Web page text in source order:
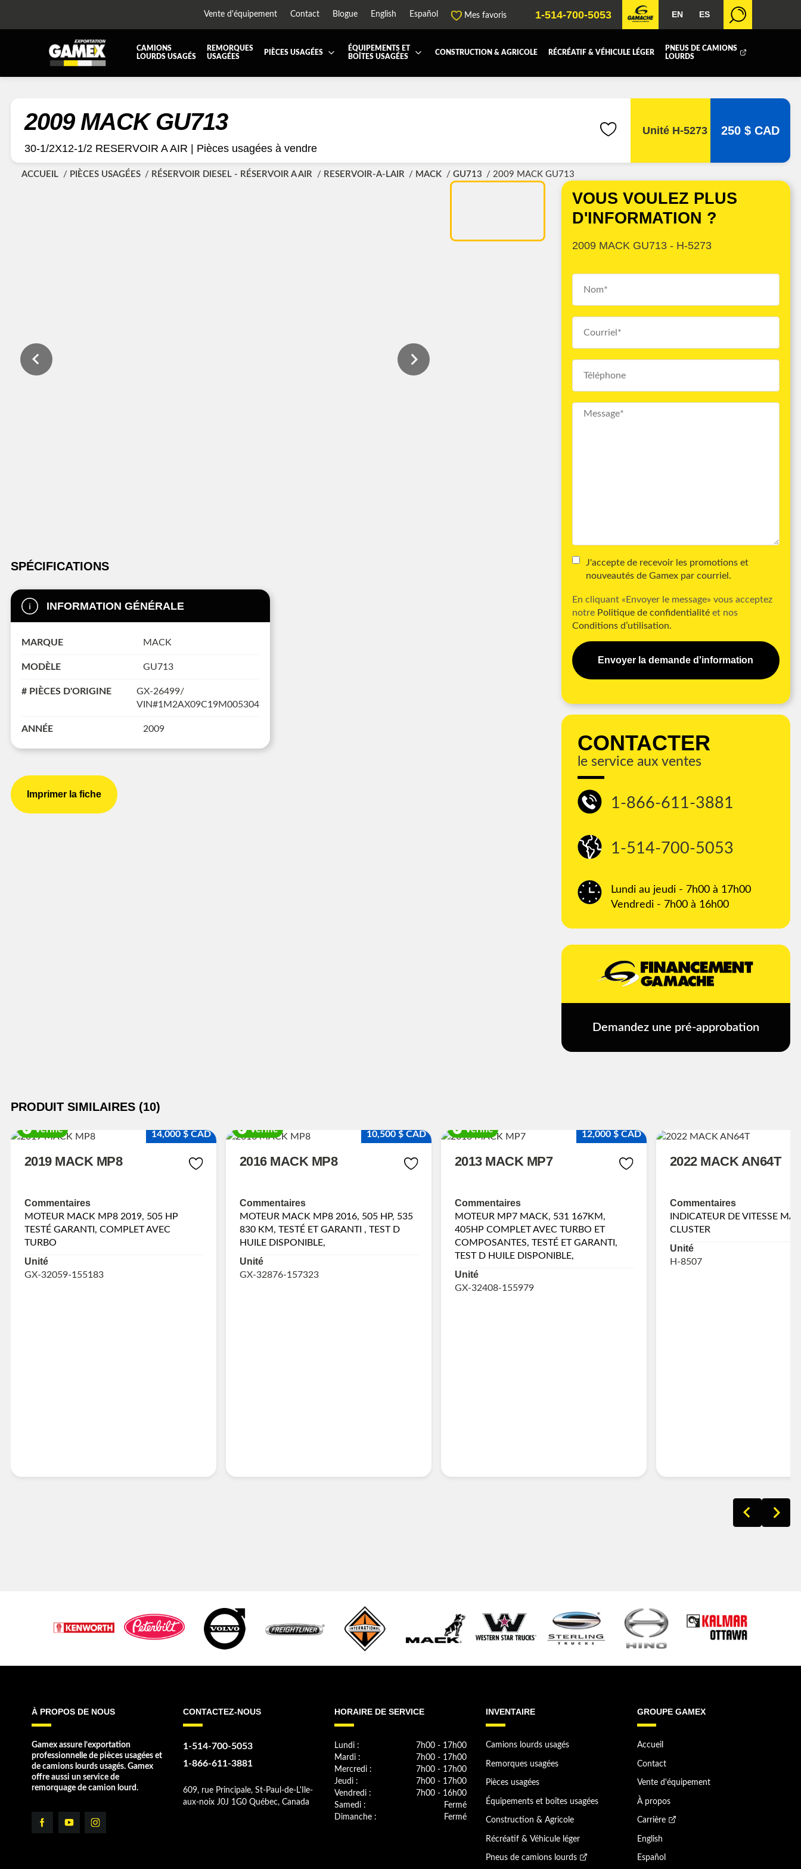
Vente d'équipement Contact Blogue English Español Mes favoris 1-514-700-5053 EN ES
CAMIONS
LOURDS USAGÉS
REMORQUES
USAGÉES
PIÈCES USAGÉES
DIFFÉRENTIELS ET SUSPENSIONS
KIT HYDRAULIQUE MOTEURS ET PIÈCES DE MOTEURS
PLATEFORME PROTECTEUR DE CABINE
SYSTÈME POST-TRAITEMENT (DEF/DPF)
ÉQUIPEMENTS ET
BOÎTES USAGÉES
CONSTRUCTION & AGRICOLE RÉCRÉATIF & VÉHICULE LÉGER
PNEUS DE CAMIONS
LOURDS
2009 MACK GU713
30-1/2X12-1/2 RESERVOIR A AIR | Pièces usagées à vendre
Unité H-5273 250 $ CAD
ACCUEIL PIÈCES USAGÉES RÉSERVOIR DIESEL - RÉSERVOIR A AIR RESERVOIR-A-LAIR MACK GU713 2009 MACK GU713
SPÉCIFICATIONS
INFORMATION GÉNÉRALE
MARQUE MACK
MODÈLE GU713
# PIÈCES D'ORIGINE
GX-26499/
VIN#1M2AX09C19M005304
ANNÉE 2009
Imprimer la fiche
VOUS VOULEZ PLUS
D'INFORMATION ?
2009 MACK GU713 - H-5273
J'accepte de recevoir les promotions et
nouveautés de Gamex par courriel.
En cliquant «Envoyer le message» vous acceptez
notre Politique de confidentialitéet nos
Conditions d’utilisation.
Envoyer la demande d'information
CONTACTER
le service aux ventes
1-866-611-3881
1-514-700-5053
Lundi au jeudi - 7h00 à 17h00
Vendredi - 7h00 à 16h00
Demandez une pré-approbation
PRODUIT SIMILAIRES (10)
Vérifié 14,000 $ CAD
2019 MACK MP8
Commentaires
MOTEUR MACK MP8 2019, 505 HP
TESTÉ GARANTI, COMPLET AVEC
TURBO
Unité
GX-32059-155183
Vérifié 10,500 $ CAD
2016 MACK MP8
Commentaires
MOTEUR MACK MP8 2016, 505 HP, 535
830 KM, TESTÉ ET GARANTI , TEST D
HUILE DISPONIBLE,
Unité
GX-32876-157323
Vérifié 12,000 $ CAD
2013 MACK MP7
Commentaires
MOTEUR MP7 MACK, 531 167KM,
405HP COMPLET AVEC TURBO ET
COMPOSANTES, TESTÉ ET GARANTI,
TEST D HUILE DISPONIBLE,
Unité
GX-32408-155979
2022 MACK AN64T
Commentaires
INDICATEUR DE VITESSE
CLUSTER
Unité
H-8507
À PROPOS DE NOUS
Gamex assure l’exportation
professionnelle de pièces usagées et
de camions lourds usagés. Gamex
offre aussi un service de
remorquage de camion lourd.
CONTACTEZ-NOUS
1-514-700-5053
1-866-611-3881
609, rue Principale, St-Paul-de-L'Ile-
aux-noix J0J 1G0 Québec, Canada
HORAIRE DE SERVICE
Lundi :
7h00 - 17h00
Mardi :
7h00 - 17h00
Mercredi :
7h00 - 17h00
Jeudi :
7h00 - 17h00
Vendredi :
7h00 - 16h00
Samedi :
Fermé
Dimanche :
Fermé
INVENTAIRE
Camions lourds usagés
Remorques usagées
Pièces usagées
Équipements et boîtes usagées
Construction & Agricole
Récréatif & Véhicule léger
Pneus de camions lourds
GROUPE GAMEX
Accueil
Contact
Vente d'équipement
À propos
Carrière
English
Español